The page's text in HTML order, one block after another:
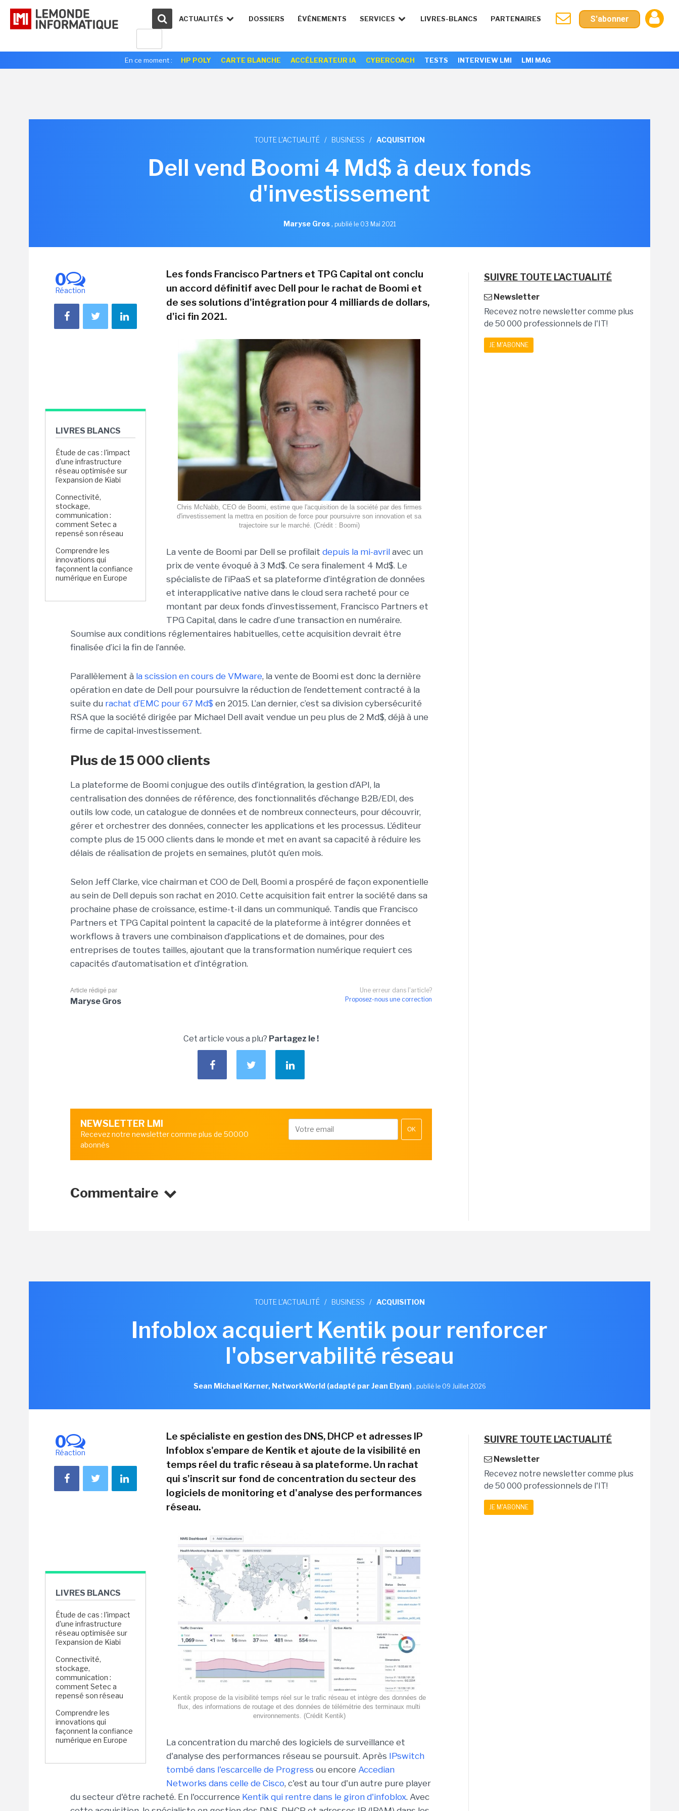
ACTUALITÉS DOSSIERS ÉVÉNEMENTS SERVICES LIVRES-BLANCS PARTENAIRES S'abonner
En ce moment : HP POLY CARTE BLANCHE ACCÉLERATEUR IA CYBERCOACH TESTS INTERVIEW LMI LMI MAG
TOUTE L'ACTUALITÉ / BUSINESS / ACQUISITION
Dell vend Boomi 4 Md$ à deux fonds
d'investissement
Maryse Gros, publié le 03 Mai 2021
0
Réaction
LIVRES BLANCS
Étude de cas : l'impact
d'une infrastructure
réseau optimisée sur
l'expansion de Kiabi
Connectivité,
stockage,
communication :
comment Setec a
repensé son réseau
Comprendre les
innovations qui
façonnent la confiance
numérique en Europe
Les fonds Francisco Partners et TPG Capital ont conclu
un accord définitif avec Dell pour le rachat de Boomi et
de ses solutions d'intégration pour 4 milliards de dollars,
d'ici fin 2021.
Chris McNabb, CEO de Boomi, estime que l'acquisition de la société par des firmes
d'investissement la mettra en position de force pour poursuivre son innovation et sa
trajectoire sur le marché. (Crédit : Boomi)
La vente de Boomi par Dell se profilait depuis la mi-avril avec un
prix de vente évoqué à 3 Md$. Ce sera finalement 4 Md$. Le
spécialiste de l’iPaaS et sa plateforme d’intégration de données
et interapplicative native dans le cloud sera racheté pour ce
montant par deux fonds d’investissement, Francisco Partners et
TPG Capital, dans le cadre d’une transaction en numéraire.
Soumise aux conditions réglementaires habituelles, cette acquisition devrait être
finalisée d’ici la fin de l’année.
Parallèlement à la scission en cours de VMware, la vente de Boomi est donc la dernière
opération en date de Dell pour poursuivre la réduction de l’endettement contracté à la
suite du rachat d’EMC pour 67 Md$ en 2015. L’an dernier, c’est sa division cybersécurité
RSA que la société dirigée par Michael Dell avait vendue un peu plus de 2 Md$, déjà à une
firme de capital-investissement.
Plus de 15 000 clients
La plateforme de Boomi conjugue des outils d’intégration, la gestion d’API, la
centralisation des données de référence, des fonctionnalités d’échange B2B/EDI, des
outils low code, un catalogue de données et de nombreux connecteurs, pour découvrir,
gérer et orchestrer des données, connecter les applications et les processus. L’éditeur
compte plus de 15 000 clients dans le monde et met en avant sa capacité à réduire les
délais de réalisation de projets en semaines, plutôt qu’en mois.
Selon Jeff Clarke, vice chairman et COO de Dell, Boomi a prospéré de façon exponentielle
au sein de Dell depuis son rachat en 2010. Cette acquisition fait entrer la société dans sa
prochaine phase de croissance, estime-t-il dans un communiqué. Tandis que Francisco
Partners et TPG Capital pointent la capacité de la plateforme à intégrer données et
workflows à travers une combinaison d’applications et de domaines, pour des
entreprises de toutes tailles, ajoutant que la transformation numérique requiert ces
capacités d’automatisation et d’intégration.
Une erreur dans l'article?
Proposez-nous une correction
Article rédigé par
Maryse Gros
Cet article vous a plu? Partagez le !
NEWSLETTER LMI
Recevez notre newsletter comme plus de 50000
abonnés
OK
Commentaire
SUIVRE TOUTE L'ACTUALITÉ
Newsletter
Recevez notre newsletter comme plus
de 50 000 professionnels de l'IT!
JE M'ABONNE
TOUTE L'ACTUALITÉ / BUSINESS / ACQUISITION
Infoblox acquiert Kentik pour renforcer
l'observabilité réseau
Sean Michael Kerner, NetworkWorld (adapté par Jean Elyan), publié le 09 Juillet 2026
0
Réaction
LIVRES BLANCS
Étude de cas : l'impact
d'une infrastructure
réseau optimisée sur
l'expansion de Kiabi
Connectivité,
stockage,
communication :
comment Setec a
repensé son réseau
Comprendre les
innovations qui
façonnent la confiance
numérique en Europe
Le spécialiste en gestion des DNS, DHCP et adresses IP
Infoblox s'empare de Kentik et ajoute de la visibilité en
temps réel du trafic réseau à sa plateforme. Un rachat
qui s'inscrit sur fond de concentration du secteur des
logiciels de monitoring et d'analyse des performances
réseau.
Kentik propose de la visibilité temps réel sur le trafic réseau et intègre des données de
flux, des informations de routage et des données de télémétrie des terminaux multi
environnements. (Crédit Kentik)
La concentration du marché des logiciels de surveillance et
d'analyse des performances réseau se poursuit. Après IPswitch
tombé dans l'escarcelle de Progress ou encore Accedian
Networks dans celle de Cisco, c'est au tour d'un autre pure player
du secteur d'être racheté. En l'occurrence Kentik qui rentre dans le giron d'infoblox. Avec
SUIVRE TOUTE L'ACTUALITÉ
Newsletter
Recevez notre newsletter comme plus
de 50 000 professionnels de l'IT!
JE M'ABONNE